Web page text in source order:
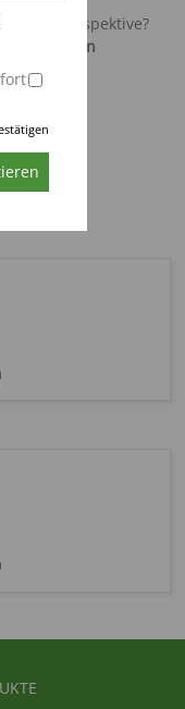
Perspektive?
E-Mail an
online: